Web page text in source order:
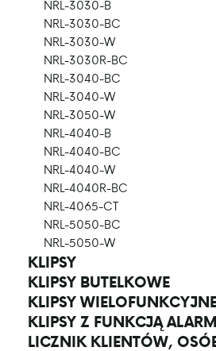
NRL-3030-B
NRL-3030-BC
NRL-3030-W
NRL-3030R-BC
NRL-3040-BC
NRL-3040-W
NRL-3050-W
NRL-4040-B
NRL-4040-BC
NRL-4040-W
NRL-4040R-BC
NRL-4065-CT
NRL-5050-BC
NRL-5050-W
KLIPSY
KLIPSY BUTELKOWE
KLIPSY
KLIPSY Z FUNKCJĄ
LICZNIK KLIENTÓW,